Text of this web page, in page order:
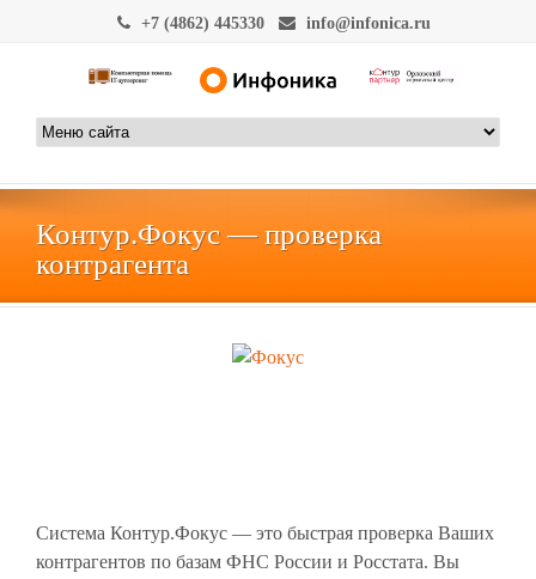
+7 (4862) 445330 info@infonica.ru
Контур.Фокус — проверка
контрагента
Система Контур.Фокус — это быстрая проверка Ваших
контрагентов по базам ФНС России и Росстата. Вы